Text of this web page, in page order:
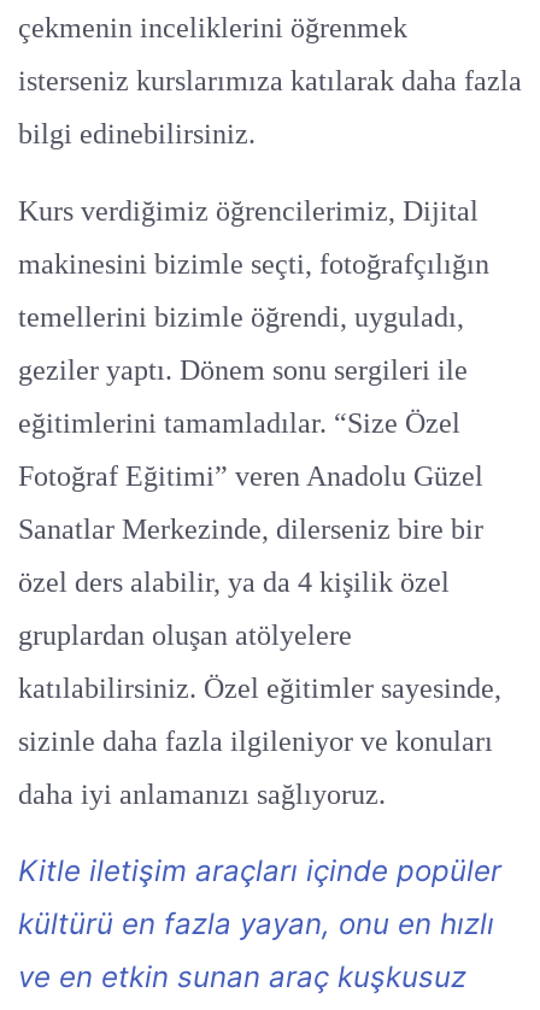
çekmenin inceliklerini öğrenmek
isterseniz kurslarımıza katılarak daha fazla
bilgi edinebilirsiniz.
Kurs verdiğimiz öğrencilerimiz, Dijital
makinesini bizimle seçti, fotoğrafçılığın
temellerini bizimle öğrendi, uyguladı,
geziler yaptı. Dönem sonu sergileri ile
eğitimlerini tamamladılar. “Size Özel
Fotoğraf Eğitimi” veren Anadolu Güzel
Sanatlar Merkezinde, dilerseniz bire bir
özel ders alabilir, ya da 4 kişilik özel
gruplardan oluşan atölyelere
katılabilirsiniz. Özel eğitimler sayesinde,
sizinle daha fazla ilgileniyor ve konuları
daha iyi anlamanızı sağlıyoruz.
Kitle iletişim araçları içinde popüler
kültürü en fazla yayan, onu en hızlı
ve en etkin sunan araç kuşkusuz